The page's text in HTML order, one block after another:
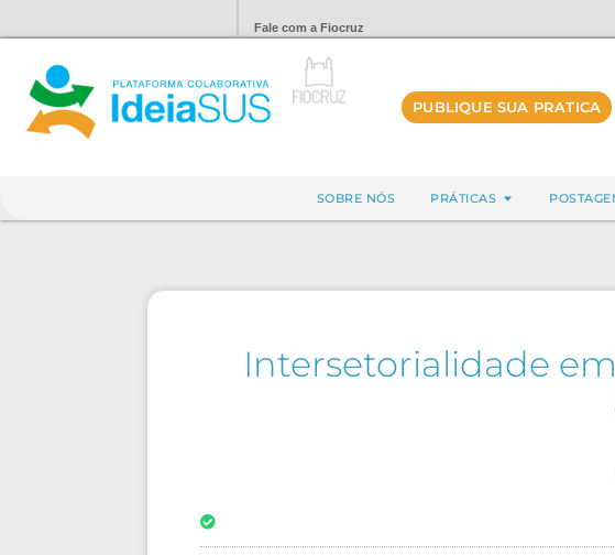
Fale com a Fiocruz
PUBLIQUE SUA PRATICA
SOBRE NÓS PRÁTICAS
Intersetorialidade